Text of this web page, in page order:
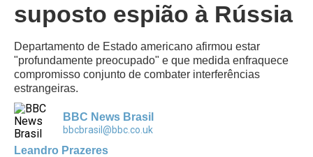
suposto espião à Rússia
Departamento de Estado americano afirmou estar
"profundamente preocupado" e que medida enfraquece
compromisso conjunto de combater interferências
estrangeiras.
BBC News Brasil
bbcbrasil@bbc.co.uk
Leandro Prazeres